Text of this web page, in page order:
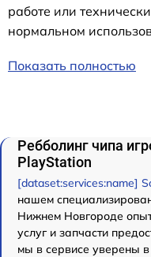
работе или
нормальном
Показать полностью
Ребболинг чипа
PlayStation
[dataset:services:name]
нашем
Нижнем Новгороде
услуг и запчасти
мы в сервисе уверены